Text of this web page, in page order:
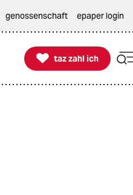
genossenschaft epaper login

taz zahl ich
taz zahl ich